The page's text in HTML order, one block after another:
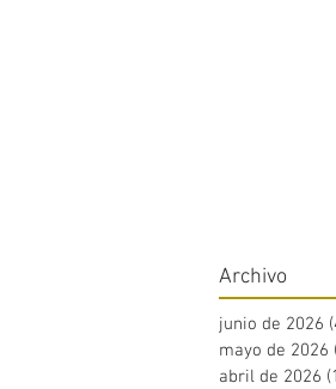
Archivo
junio de 2026
mayo de 2026
abril de 2026